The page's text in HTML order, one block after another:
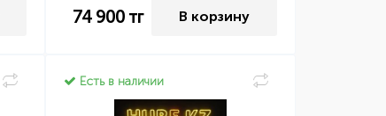
74 900тг В корзину
Есть в наличии